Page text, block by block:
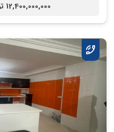
12,400,000,000 تومان /